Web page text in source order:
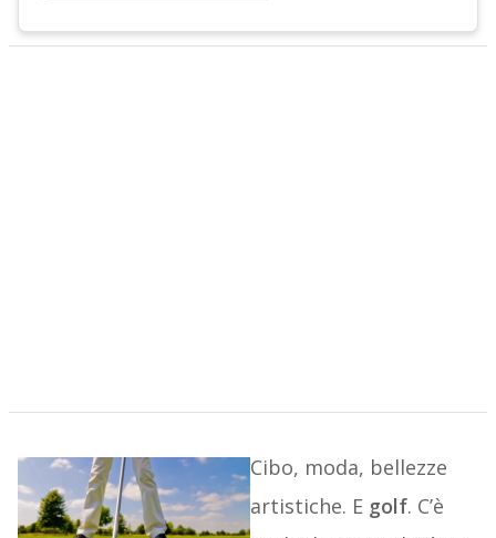
Cibo, moda, bellezze
artistiche. E golf. C’è